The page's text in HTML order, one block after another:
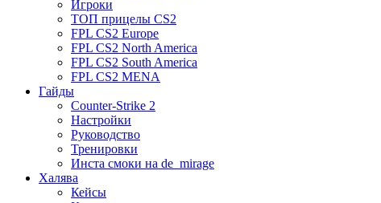
Игроки
ТОП прицелы CS2
FPL CS2 Europe
FPL CS2 North America
FPL CS2 South America
FPL CS2 MENA
Гайды
Counter-Strike 2
Настройки
Руководство
Тренировки
Инста смоки на de_mirage
Халява
Кейсы